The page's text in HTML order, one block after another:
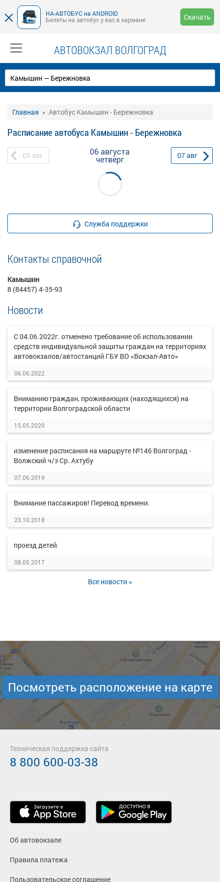
НА-АВТОБУС на ANDROID
Билеты на автобус у вас в кармане
Скачать
АВТОВОКЗАЛ ВОЛГОГРАД
Главная Автобус Камышин - Бережновка
Расписание автобуса Камышин - Бережновка
05 авг 06 августа
четверг 07авг
Служба поддержки
Контакты справочной
Камышин
8 (84457) 4-35-93
Новости
С 04.06.2022г. отменено требование об использовании
средств индивидуальной защиты граждан на территориях
автовокзалов/автостанций ГБУ ВО «Вокзал-Авто»
06.06.2022
Вниманию граждан, проживающих (находящихся) на
территории Волгоградской области
15.05.2020
изменение расписания на маршруте №146 Волгоград -
Волжский ч/з Ср. Ахтубу
07.06.2019
Внимание пассажиров! Перевод времени.
23.10.2018
проезд детей
08.05.2017
Все новости »
Посмотреть расположение на карте
Об автовокзале
Правила платежа
Пользовательское соглашение
Техническая поддержка сайта
8 800 600-03-38